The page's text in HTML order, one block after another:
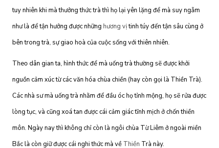
tuy nhiên khi mà thưởng thức trà thì họ lại yên lặng để mà suy ngẫm
như là để tận hưởng được những hương vịtinh túy đến tận sâu cùng ở
bên trong trà, sự giao hoà của cuộc sống với thiên nhiên.
Theo dân gian ta, hình thức để mà uống trà thường sẽ được khởi
nguồn cảm xúc từ các văn hóa chùa chiền (hay còn gọi là Thiền Trà).
Các nhà sư mà uống trà nhằm để đầu óc họ tỉnh mộng, họ sẽ rửa được
lòng tục, và cũng xoá tan được cái cảm giác tĩnh mịch ở chốn thiền
môn. Ngày nay thì không chỉ còn là ngôi chùa Từ Liêm ở ngoài miền
Bắc là còn giữ được cái nghi thức mà về Thiền Trà này.